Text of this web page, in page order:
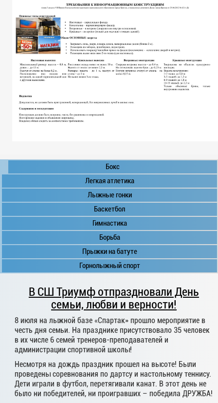
Бокс
Легкая атлетика
Лыжные гонки
Баскетбол
Гимнастика
Борьба
Прыжки на батуте
Горнолыжный спорт
В СШ Триумф отпраздновали День
семьи, любви и верности!
8 июля на лыжной базе «Спартак» прошло мероприятие в
честь дня семьи. На празднике присутствовало 35 человек
в их числе 6 семей тренеров-преподавателей и
администрации спортивной школы!
Несмотря на дождь праздник прошел на высоте! Были
проведены соревнования по дартсу и настольному теннису.
Дети играли в футбол, перетягивали канат. В этот день не
было ни победителей, ни проигравших – победила ДРУЖБА!